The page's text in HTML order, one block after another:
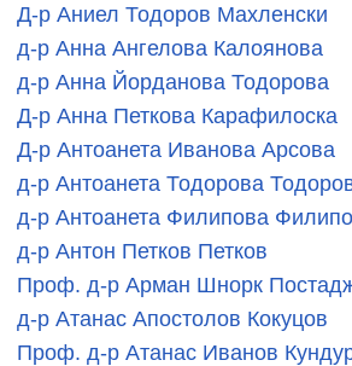
Д-р Аниел Тодоров Махленски
д-р Анна Ангелова Калоянова
д-р Анна Йорданова Тодорова
Д-р Анна Петкова Карафилоска
Д-р Антоанета Иванова Арсова
д-р Антоанета Тодорова
д-р Антоанета Филипова
д-р Антон Петков Петков
Проф. д-р Арман Шнорк
д-р Атанас Апостолов Кокуцов
Проф. д-р Атанас Иванов